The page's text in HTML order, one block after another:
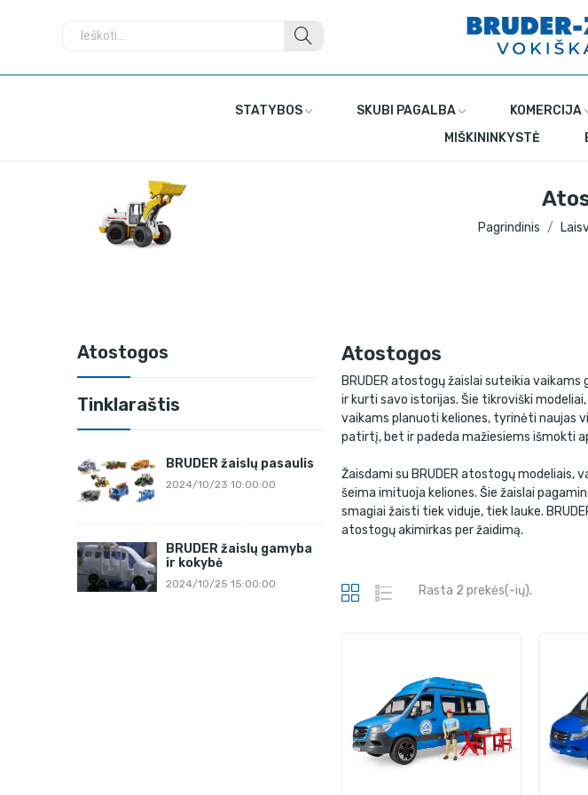
STATYBOS SKUBI PAGALBA KOMERCIJA
MIŠKININKYSTĖ
Pagrindinis
Atostogos
Tinklaraštis
BRUDER žaislų pasaulis
2024/10/23 10:00:00
BRUDER žaislų gamyba
ir kokybė
2024/10/25 15:00:00
Atostogos
BRUDER atostogų žaislai suteikia
ir kurti savo istorijas. Šie tikroviški
vaikams planuoti keliones, tyrinėti naujas
patirtį, bet ir padeda mažiesiems išmokti
Žaisdami su BRUDER atostogų modeliais,
šeima imituoja keliones. Šie žaislai
smagiai žaisti tiek viduje, tiek lauke.
atostogų akimirkas per žaidimą.
Rasta 2 prekės(-ių).